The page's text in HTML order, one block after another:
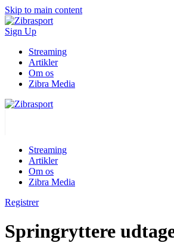
Skip to main content
Sign Up
Streaming
Artikler
Om os
Zibra Media
Streaming
Artikler
Om os
Zibra Media
Registrer
Springryttere